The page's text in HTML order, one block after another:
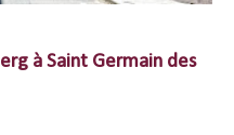
à Saint Germain des